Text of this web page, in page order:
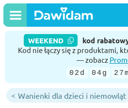
WEEKEND kod
Kod nie łączy się z produktami,
— zobacz
02d 04g
Wanienki dla dzieci i niemowląt